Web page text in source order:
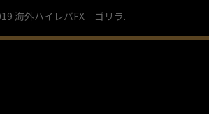
海外ハイレバFX ゴリラ.